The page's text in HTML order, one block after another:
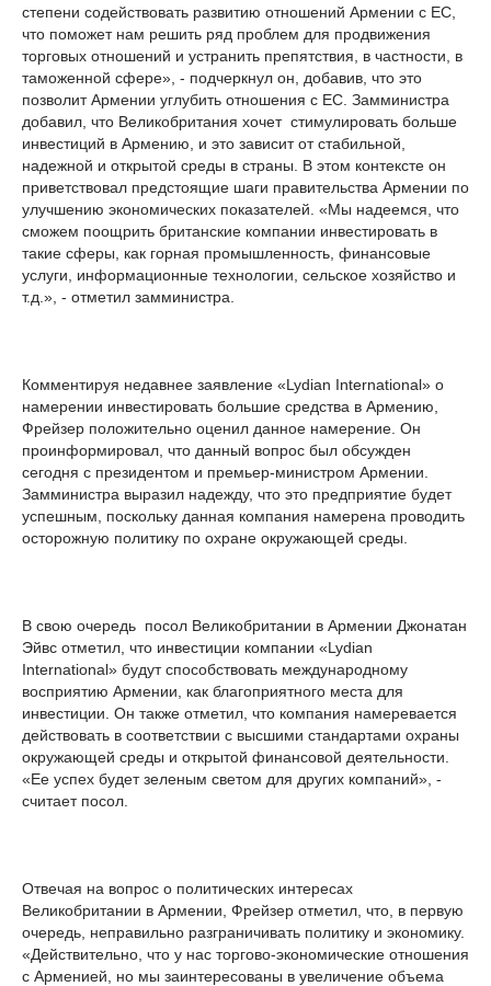
степени содействовать развитию отношений Армении с ЕС,
что поможет нам решить ряд проблем для продвижения
торговых отношений и устранить препятствия, в частности, в
таможенной сфере», - подчеркнул он, добавив, что это
позволит Армении углубить отношения с ЕС. Замминистра
добавил, что Великобритания хочет стимулировать больше
инвестиций в Армению, и это зависит от стабильной,
надежной и открытой среды в страны. В этом контексте он
приветствовал предстоящие шаги правительства Армении по
улучшению экономических показателей. «Мы надеемся, что
сможем поощрить британские компании инвестировать в
такие сферы, как горная промышленность, финансовые
услуги, информационные технологии, сельское хозяйство и
т.д.», - отметил замминистра.
Комментируя недавнее заявление «Lydian International» о
намерении инвестировать большие средства в Армению,
Фрейзер положительно оценил данное намерение. Он
проинформировал, что данный вопрос был обсужден
сегодня с президентом и премьер-министром Армении.
Замминистра выразил надежду, что это предприятие будет
успешным, поскольку данная компания намерена проводить
осторожную политику по охране окружающей среды.
В свою очередь посол Великобритании в Армении Джонатан
Эйвс отметил, что инвестиции компании «Lydian
International» будут способствовать международному
восприятию Армении, как благоприятного места для
инвестиции. Он также отметил, что компания намеревается
действовать в соответствии с высшими стандартами охраны
окружающей среды и открытой финансовой деятельности.
«Ее успех будет зеленым светом для других компаний», -
считает посол.
Отвечая на вопрос о политических интересах
Великобритании в Армении, Фрейзер отметил, что, в первую
очередь, неправильно разграничивать политику и экономику.
«Действительно, что у нас торгово-экономические отношения
с Арменией, но мы заинтересованы в увеличение объема